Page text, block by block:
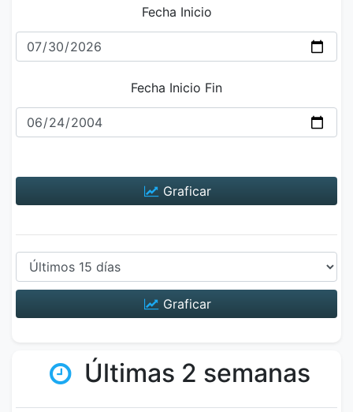
Fecha Inicio
Fecha Inicio Fin
Graficar
Graficar
Últimas 2 semanas